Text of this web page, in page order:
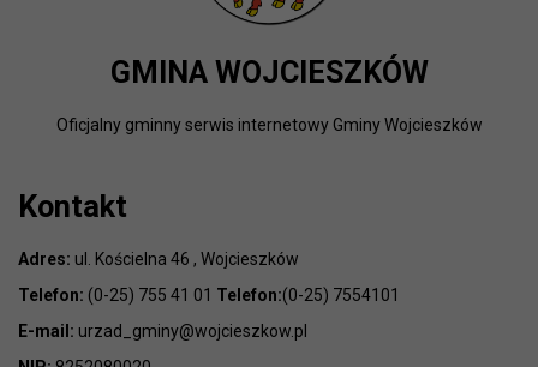
GMINA WOJCIESZKÓW
Oficjalny gminny serwis internetowy Gminy Wojcieszków
Kontakt
Adres: ul. Kościelna 46 , Wojcieszków
Telefon: (0-25) 755 41 01 Telefon:(0-25) 7554101
E-mail: urzad_gminy@wojcieszkow.pl